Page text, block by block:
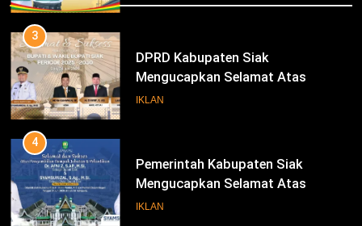
3
DPRD Kabupaten Siak
Mengucapkan Selamat Atas
Pengambilan Sumpah Jabatan
IKLAN
4
Pemerintah Kabupaten Siak
Mengucapkan Selamat Atas
Pengambilan Sumpah Jabatan
IKLAN